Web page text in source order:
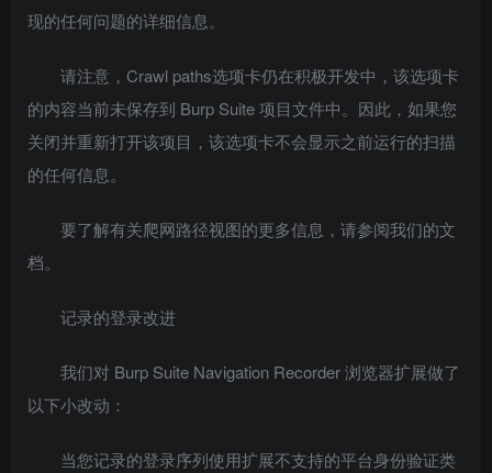
现的任何问题的详细信息。
请注意，Crawl paths选项卡仍在积极开发中，该选项卡
的内容当前未保存到 Burp Suite 项目文件中。因此，如果您
关闭并重新打开该项目，该选项卡不会显示之前运行的扫描
的任何信息。
要了解有关爬网路径视图的更多信息，请参阅我们的文
档。
记录的登录改进
我们对 Burp Suite Navigation Recorder 浏览器扩展做了
以下小改动：
当您记录的登录序列使用扩展不支持的平台身份验证类